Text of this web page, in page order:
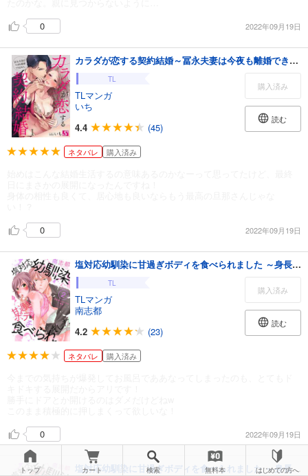
0
2022年09月19日
カラダが恋する契約結婚～冨永夫妻は今夜も離婚できません。1巻
TL
TLマンガ
いち
4.4
(45)
購入済み
読む
ネタバレ 購入済み
0
2022年09月19日
塩対応幼馴染に甘過ぎボディを食べられました ～身長差35センチの♂事情～（2）
TL
TLマンガ
南志都
4.2
(23)
購入済み
読む
ネタバレ 購入済み
0
2022年09月19日
塩対応幼馴染に甘過ぎボディを食べられました ～身長差35センチの♂事情～（1）
トップ カート 検索 無料本 はじめての方へ